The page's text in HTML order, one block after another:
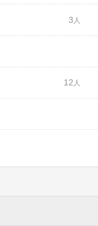
3
12